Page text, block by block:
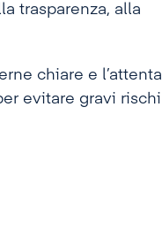
trasparenza, alla
chiare e l’attenta
evitare gravi rischi